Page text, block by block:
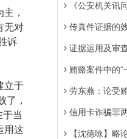
，
无对
诉
立于
了，
于当
用这
《公安机关讯
传真件证据的
证据运用及审
贿赂案件中的“
劳东燕：论受
信用卡诈骗罪
【沈德咏】略